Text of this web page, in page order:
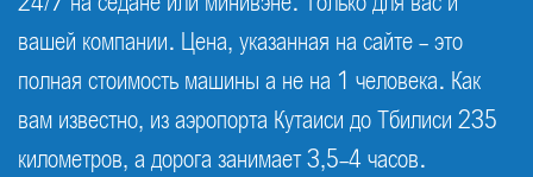
вашей компании. Цена, указанная на сайте - это
полная стоимость машины а не на 1 человека. Как
вам известно, из аэропорта Кутаиси до Тбилиси 235
километров, а дорога занимает 3,5-4 часов.